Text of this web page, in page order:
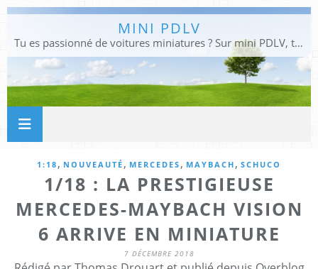
MINI PDLV
Tu es passionné de voitures miniatures ? Sur mini PDLV, tu trouveras les meilleurs bons plans pour acheter des voitures au 1:43, 1:18 ou 1:24. Tu pourras aussi découvrir des modèles de collection sous tous leurs angles. Pour ne rien louper de l'actualité des voitures miniatures, rejoins-nous !
1:18 , NOUVEAUTÉ , MERCEDES , MAYBACH , SCHUCO
1/18 : LA PRESTIGIEUSE
MERCEDES-MAYBACH VISION
6 ARRIVE EN MINIATURE
7 DÉCEMBRE 2018